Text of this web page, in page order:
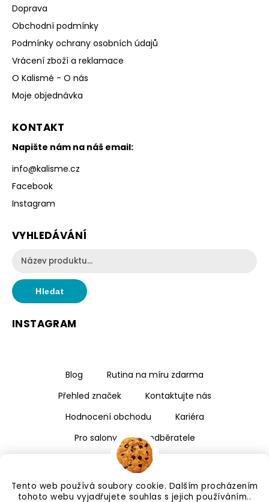
Tento web používá soubory cookie. Dalším procházením
tohoto webu vyjadřujete souhlas s jejich používáním..
Doprava
Obchodní podmínky
Podmínky ochrany osobních údajů
Vrácení zboží a reklamace
O Kalismé - O nás
Moje objednávka
KONTAKT
Napište nám na náš email:
info@kalisme.cz
Facebook
Instagram
VYHLEDÁVÁNÍ
Hledat
INSTAGRAM
Blog
Rutina na míru zdarma
Přehled značek
Kontaktujte nás
Hodnocení obchodu
Kariéra
Pro salony a velkoodběratele